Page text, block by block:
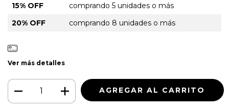
15% OFF
comprando 5 unidades o más
20% OFF
comprando 8 unidades o más
Ver más detalles